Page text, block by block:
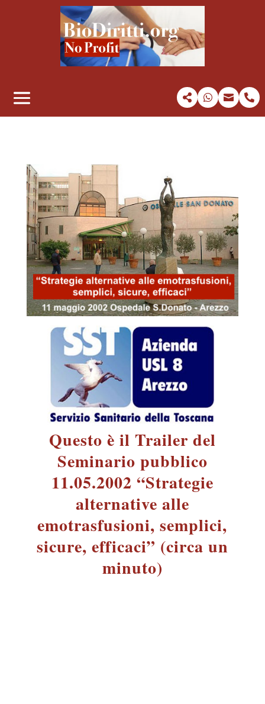
   
Questo è il Trailer del
Seminario pubblico
11.05.2002 “Strategie
alternative alle
emotrasfusioni, semplici,
sicure, efficaci” (circa un
minuto)